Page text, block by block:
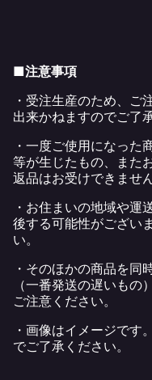
■注意事項
・受注生産のため、ご
出来かねますのでご了
・一度ご使用になった
等が生じたもの、また
返品はお受けできませ
・お住まいの地域や運
後する可能性がござい
い。
・そのほかの商品を同
（一番発送の遅いも
ご注意ください。
・画像はイメージです
でご了承ください。